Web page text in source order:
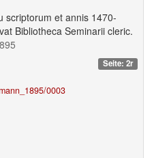
scriptorum et annis 1470-
Bibliotheca Seminarii cleric.
Seite: 2r
0003